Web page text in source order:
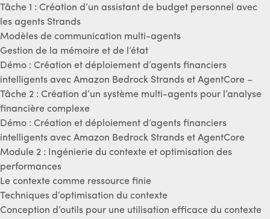
Tâche 1 : Création d’un assistant de budget personnel avec
les agents Strands
Modèles de communication multi-agents
Gestion de la mémoire et de l’état
Démo : Création et déploiement d’agents financiers
intelligents avec Amazon Bedrock Strands et AgentCore –
Tâche 2 : Création d’un système multi-agents pour l’analyse
financière complexe
Démo : Création et déploiement d’agents financiers
intelligents avec Amazon Bedrock Strands et AgentCore
Module 2 : Ingénierie du contexte et optimisation des
performances
Le contexte comme ressource finie
Techniques d’optimisation du contexte
Conception d’outils pour une utilisation efficace du contexte